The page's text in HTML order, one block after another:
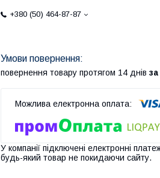
+380 (50) 464-87-87
повернення товару протягом 14 днів
У компанії підключені електронні
будь-який товар не покидаючи сайту.